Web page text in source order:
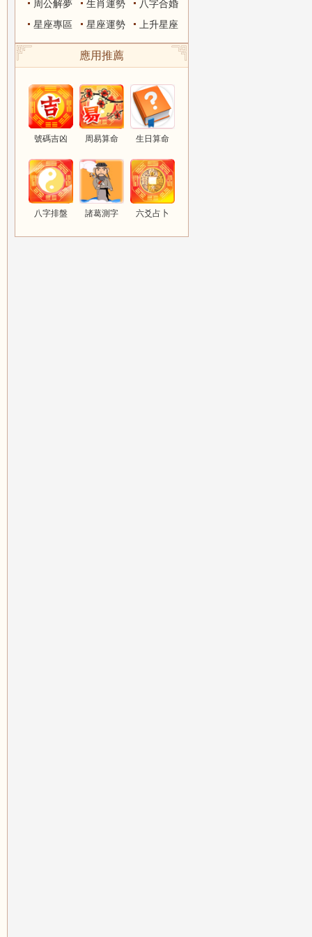
周公解夢 生肖運勢
八字合婚
星座專區
星座運勢 上升星座
應用推薦
號碼吉凶 周易算命 生日算命
八字排盤 諸葛測字 六爻占卜